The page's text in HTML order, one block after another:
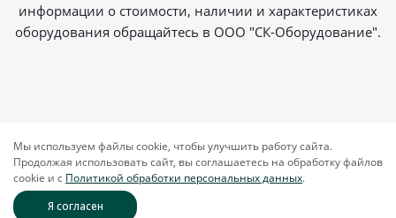
информации о стоимости, наличии и характеристиках
оборудования обращайтесь в ООО "СК-Оборудование".
Мы используем файлы cookie, чтобы улучшить работу сайта.
Продолжая использовать сайт, вы соглашаетесь на обработку файлов
cookie и c Политикой обработки персональных данных.
Я согласен